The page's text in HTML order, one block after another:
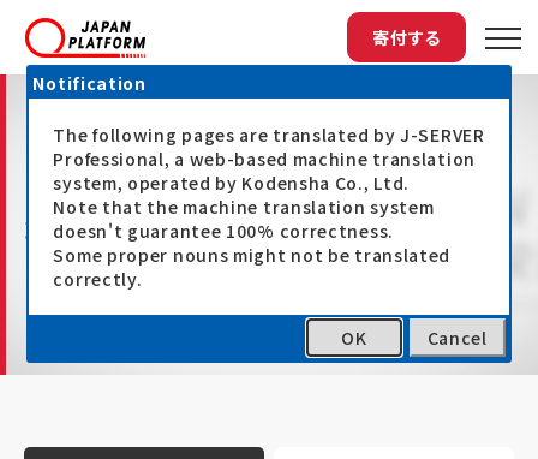
寄付する
最新情報
Notification
The following pages are translated by J-SERVER
Professional, a web-based machine translation
system, operated by Kodensha Co., Ltd.
Note that the machine translation system
doesn't guarantee 100% correctness.
Some proper nouns might not be translated
correctly.
OK Cancel